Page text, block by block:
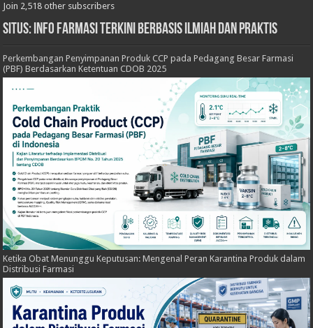
Join 2,518 other subscribers
Situs: Info Farmasi Terkini Berbasis Ilmiah dan Praktis
Perkembangan Penyimpanan Produk CCP pada Pedagang Besar Farmasi
(PBF) Berdasarkan Ketentuan CDOB 2025
Ketika Obat Menunggu Keputusan: Mengenal Peran Karantina Produk dalam
Distribusi Farmasi